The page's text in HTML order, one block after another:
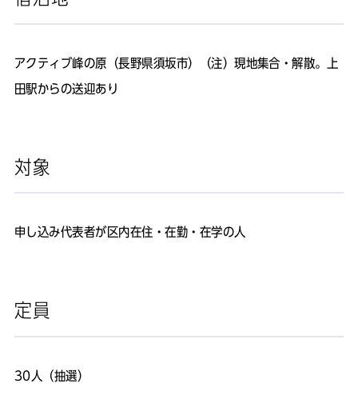
アクティブ峰の原（長野県須坂市）（注）現地集合・解散。上
田駅からの送迎あり
対象
申し込み代表者が区内在住・在勤・在学の人
定員
30人（抽選）